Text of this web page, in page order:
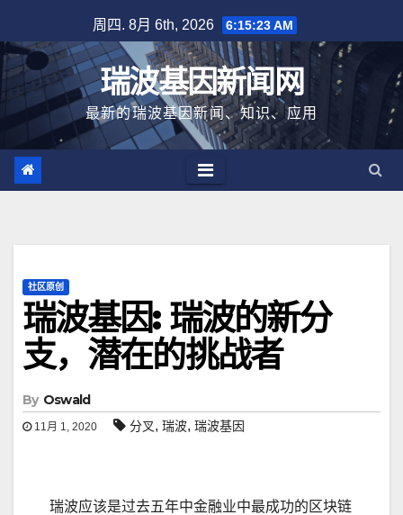
至
内
周四. 8月 6th, 2026 6:15:23 AM
瑞波基因新闻网
最新的瑞波基因新闻、知识、应用
社区原创
瑞波基因: 瑞波的新分
支，潜在的挑战者
By Oswald
11月 1, 2020 分叉, 瑞波, 瑞波基因
瑞波应该是过去五年中金融业中最成功的区块链